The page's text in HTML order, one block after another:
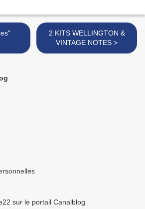
2 KITS WELLINGTON &
VINTAGE NOTES >
sur le portail Canalblog